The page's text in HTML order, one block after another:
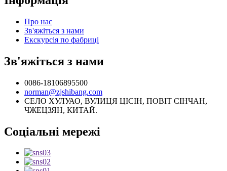
Про нас
Зв'яжіться з нами
Екскурсія по фабриці
Зв'яжіться з нами
0086-18106895500
norman@zjshibang.com
СЕЛО ХУЛУАО, ВУЛИЦЯ ЦІСІН, ПОВІТ СІНЧАН,
ЧЖЕЦЗЯН, КИТАЙ.
Соціальні мережі